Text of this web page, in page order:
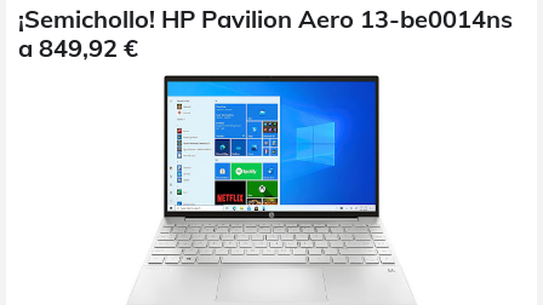
¡Semichollo! HP Pavilion Aero 13-be0014ns
a 849,92 €